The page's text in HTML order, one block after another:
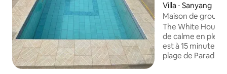
Villa ⋅ Sanyang
Maison de
7 chambres près
The White House
de calme en
est à 15 minutes
plage de